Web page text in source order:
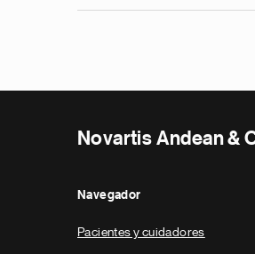
Novartis Andean &
Navegador
Pacientes y cuidadores